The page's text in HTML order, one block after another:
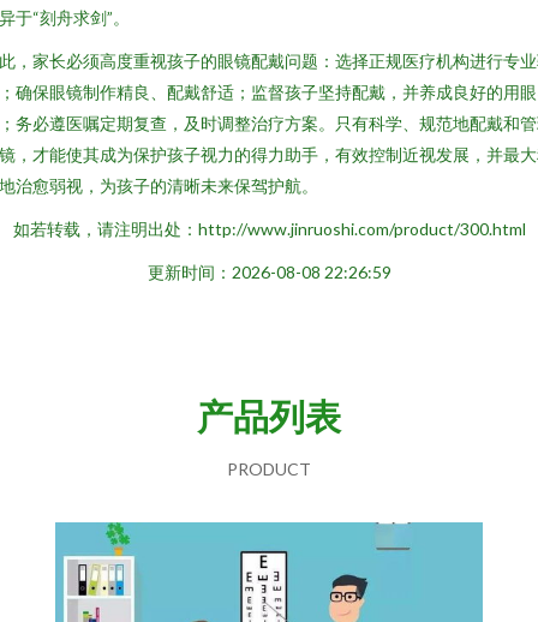
于“刻舟求剑”。
，家长必须高度重视孩子的眼镜配戴问题：选择正规医疗机构进行专
确保眼镜制作精良、配戴舒适；监督孩子坚持配戴，并养成良好的用
务必遵医嘱定期复查，及时调整治疗方案。只有科学、规范地配戴和
，才能使其成为保护孩子视力的得力助手，有效控制近视发展，并最
治愈弱视，为孩子的清晰未来保驾护航。
如若转载，请注明出处：http://www.jinruoshi.com/product/300.html
更新时间：2026-08-08 22:26:59
产品列表
PRODUCT